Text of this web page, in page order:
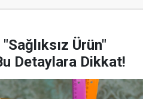
Ürün"
Detaylara Dikkat!